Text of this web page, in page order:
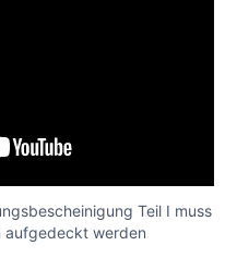
Teil I muss
aufgedeckt werden